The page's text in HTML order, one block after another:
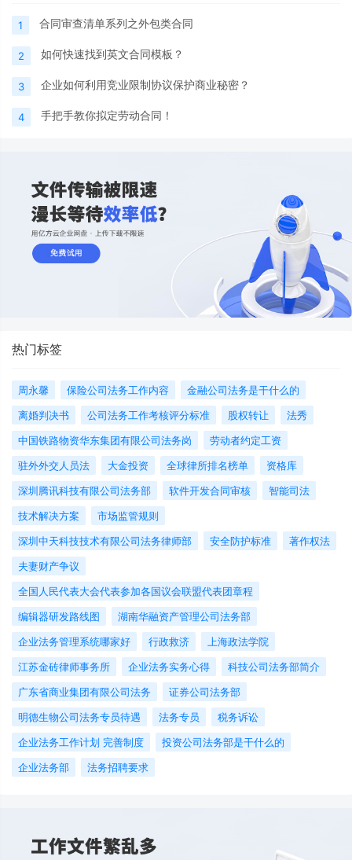
1 合同审查清单系列之外包类合同
2 如何快速找到英文合同模板？
3 企业如何利用竞业限制协议保护商业秘密？
4 手把手教你拟定劳动合同！
热门标签
周永馨 保险公司法务工作内容
金融公司法务是干什么的
离婚判决书
公司法务工作考核评分标准 股权转让
法秀
中国铁路物资华东集团有限公司法务岗
劳动者约定工资
驻外外交人员法
大金投资 全球律所排名榜单
资格库
深圳腾讯科技有限公司法务部
软件开发合同审核
智能司法
技术解决方案
市场监管规则
深圳中天科技技术有限公司法务律师部
安全防护标准
著作权法
夫妻财产争议
全国人民代表大会代表参加各国议会联盟代表团章程
编辑器研发路线图
湖南华融资产管理公司法务部
企业法务管理系统哪家好
行政救济
上海政法学院
江苏金砖律师事务所
企业法务实务心得
科技公司法务部简介
广东省商业集团有限公司法务
证券公司法务部
明德生物公司法务专员待遇
法务专员
税务诉讼
企业法务工作计划 完善制度
投资公司法务部是干什么的
企业法务部
法务招聘要求